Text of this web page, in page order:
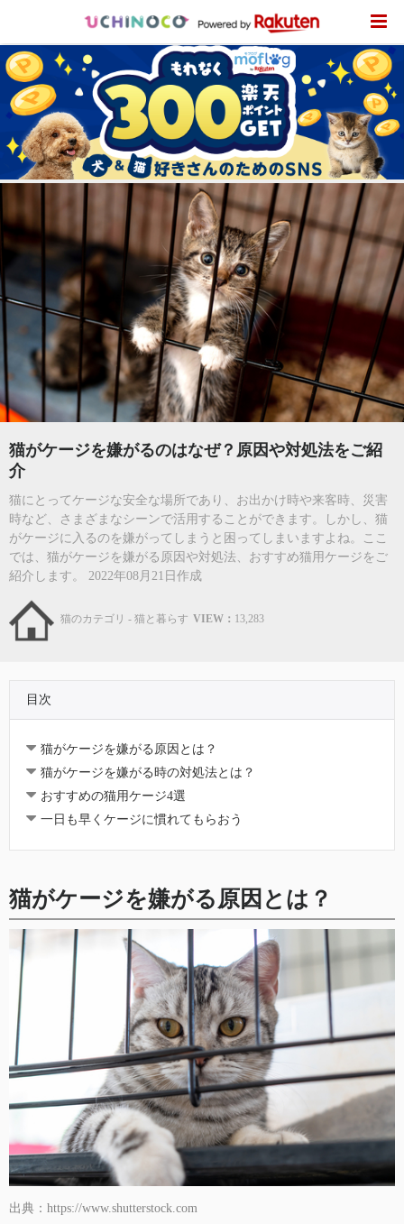
猫がケージを嫌がるのはなぜ？原因や対処法をご紹
介
猫にとってケージな安全な場所であり、お出かけ時や来客時、災害
時など、さまざまなシーンで活用することができます。しかし、猫
がケージに入るのを嫌がってしまうと困ってしまいますよね。ここ
では、猫がケージを嫌がる原因や対処法、おすすめ猫用ケージをご
紹介します。 2022年08月21日作成
猫のカテゴリ - 猫と暮らす VIEW： 13,283
目次
猫がケージを嫌がる原因とは？
猫がケージを嫌がる時の対処法とは？
おすすめの猫用ケージ4選
一日も早くケージに慣れてもらおう
猫がケージを嫌がる原因とは？
出典：https://www.shutterstock.com